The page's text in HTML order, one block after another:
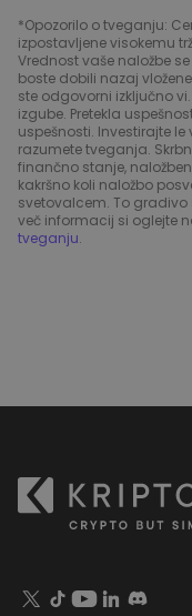
*Opozorilo o tveganju:
izpostavljene visokemu
Vrednost vaše naložbe
boste dobili nazaj
ste odgovorni izključno
izgube. Pretekla
uspešnosti. Investirajte le
razumete tveganja.
finančno stanje,
kakršno koli naložbo
svetovalcem. To gradivo
več informacij si oglejte
tveganju.